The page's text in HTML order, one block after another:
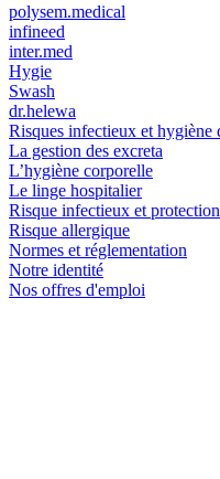
polysem.medical
infineed
inter.med
Hygie
Swash
dr.helewa
Risques infectieux et hygiène
La gestion des excreta
L’hygiène corporelle
Le linge hospitalier
Risque infectieux et
Risque allergique
Normes et réglementation
Notre identité
Nos offres d'emploi